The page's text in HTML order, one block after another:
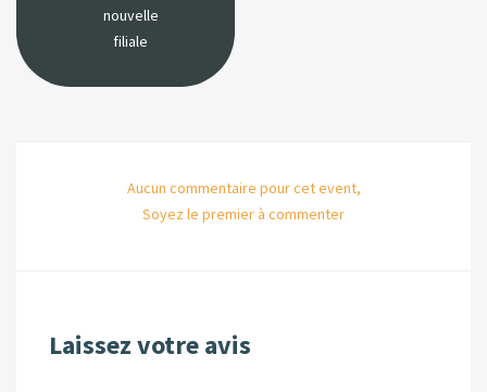
nouvelle
filiale
Aucun commentaire pour cet event,
Soyez le premier à commenter
Laissez votre avis